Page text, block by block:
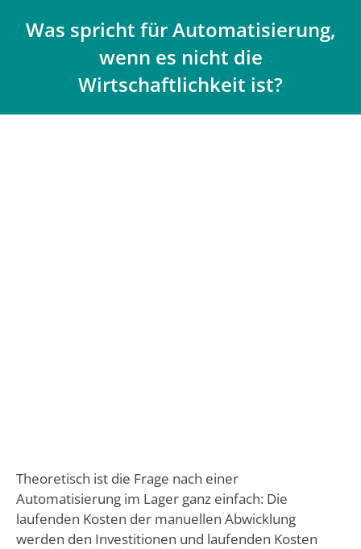
Was spricht für Automatisierung,
wenn es nicht die
Wirtschaftlichkeit ist?
Theoretisch ist die Frage nach einer
Automatisierung im Lager ganz einfach: Die
laufenden Kosten der manuellen Abwicklung
werden den Investitionen und laufenden Kosten